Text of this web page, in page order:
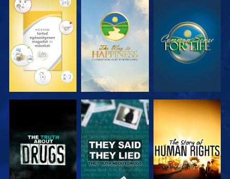
MŰSORNÉZÉS MŰSORNÉZÉS MŰSORNÉZÉS
MŰSORNÉZÉS MŰSORNÉZÉS MŰSORNÉZÉS